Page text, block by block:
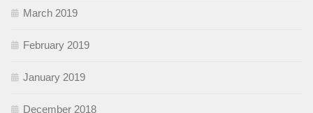
March 2019
February 2019
January 2019
December 2018